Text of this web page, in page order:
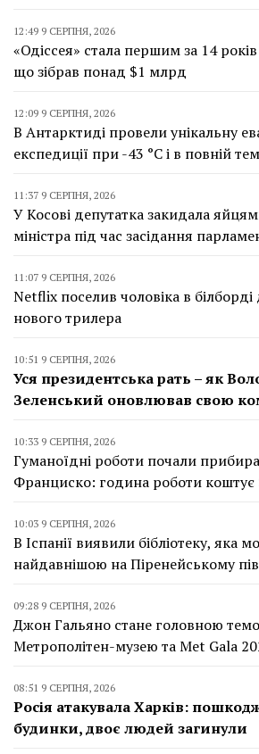
12:49 9 СЕРПНЯ, 2026
«Одіссея» стала першим за 14
що зібрав понад $1 млрд
12:09 9 СЕРПНЯ, 2026
В Антарктиді провели унікальну
експедиції при -43 °C і в повній
11:37 9 СЕРПНЯ, 2026
У Косові депутатка закидала
міністра під час засідання
11:07 9 СЕРПНЯ, 2026
Netflix поселив чоловіка в
нового трилера
10:51 9 СЕРПНЯ, 2026
Уся президентська рать – як
Зеленський оновлював свою
10:33 9 СЕРПНЯ, 2026
Гуманоїдні роботи почали
Франциско: година роботи коштує
10:03 9 СЕРПНЯ, 2026
В Іспанії виявили бібліотеку, яка
найдавнішою на Піренейському
09:28 9 СЕРПНЯ, 2026
Джон Гальяно стане головною
Метрополітен-музею та Met Gala
08:51 9 СЕРПНЯ, 2026
Росія атакувала Харків:
будинки, двоє людей загинули